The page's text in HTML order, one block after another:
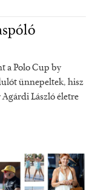
a Polo Cup by
ünnepeltek, hisz
Agárdi László életre